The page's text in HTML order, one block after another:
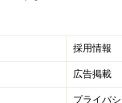
プロデューサーJ.Y.
タッグを組んだオ
採用情報
広告掲載
プライバ